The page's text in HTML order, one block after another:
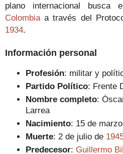
plano internacional
Colombia a través del
1934
Información personal
Profesión: militar y
Partido Político: Frente
Nombre completo:
Larrea
Nacimiento: 15 de
Muerte: 2 de julio de
Predecesor: Guillermo